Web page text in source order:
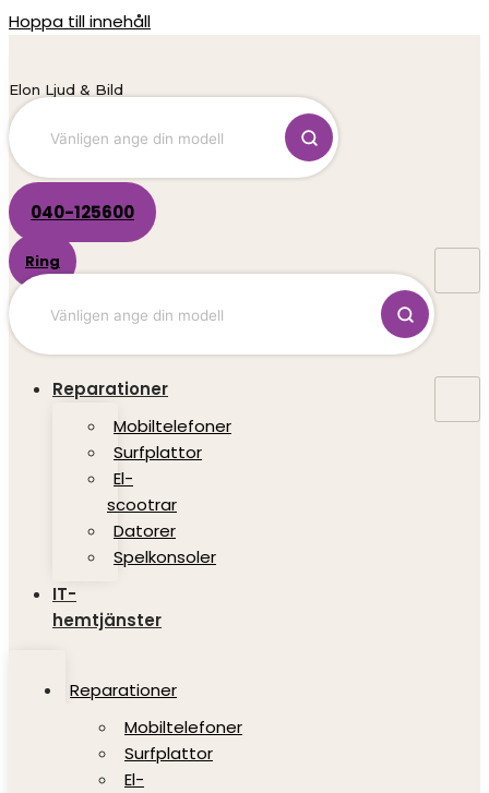
Hoppa till innehåll
Elon Ljud & Bild
040-125600
Ring
Reparationer
Mobiltelefoner
Surfplattor
El-
scootrar
Datorer
Spelkonsoler
IT-
hemtjänster
Reparationer
Mobiltelefoner
Surfplattor
El-